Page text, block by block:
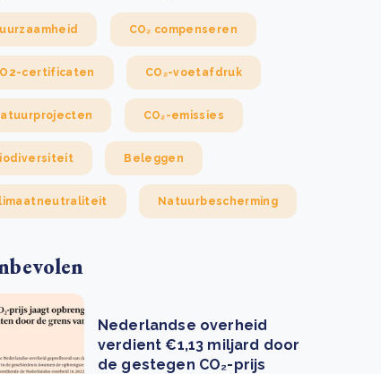
CO₂ compenseren
certificaten CO₂-voetafdruk
CO₂-emissies
Beleggen
Natuurbescherming
Nederlandse overheid
verdient €1,13 miljard door
de gestegen CO₂-prijs